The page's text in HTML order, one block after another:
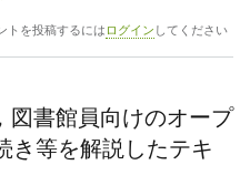
トを投稿するには ログイン してください
図書館員向けのオープ
き等を解説したテキ